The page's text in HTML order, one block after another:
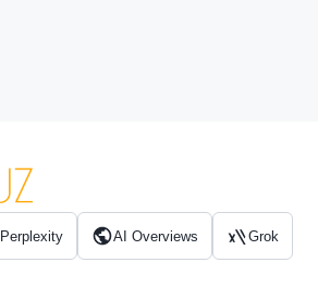
Perplexity AI Overviews Grok